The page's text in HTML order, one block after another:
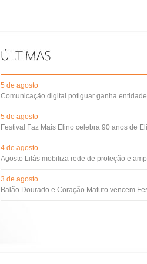
5 de agosto
Comunicação digital potiguar ganha
5 de agosto
Festival Faz Mais Elino celebra 90 anos de
4 de agosto
Agosto Lilás mobiliza rede de proteção e
3 de agosto
Balão Dourado e Coração Matuto vencem